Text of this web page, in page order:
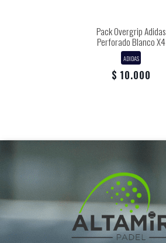
Pack Overgrip Adidas
Perforado Blanco X4
ADIDAS
$ 10.000